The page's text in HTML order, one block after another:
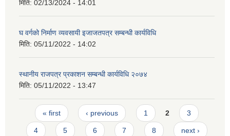
मिति: 02/13/2024 - 14:01
घ वर्गको निर्माण व्यवसायी इजाजतपत्र सम्बन्धी कार्यविधि
मिति: 05/11/2022 - 14:02
स्थानीय राजपत्र प्रकाशन सम्बन्धी कार्यविधि २०७४
मिति: 05/11/2022 - 13:47
Pages
« first ‹ previous 1 2 3
4 5 6 7 8 next ›